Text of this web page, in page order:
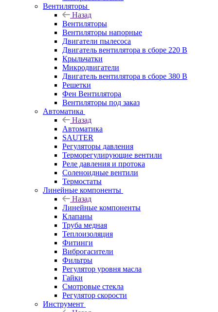
Вентиляторы
Назад
Вентиляторы
Вентиляторы напорные
Двигатели пылесоса
Двигатель вентилятора в сборе 220 В
Крыльчатки
Микродвигатели
Двигатель вентилятора в сборе 380 В
Решетки
Фен Вентилятора
Вентиляторы под заказ
Автоматика
Назад
Автоматика
SAUTER
Регуляторы давления
Терморегулирующие вентили
Реле давления и протока
Соленоидные вентили
Термостаты
Линейные компоненты
Назад
Линейные компоненты
Клапаны
Труба медная
Теплоизоляция
Фитинги
Виброгасители
Фильтры
Регулятор уровня масла
Гайки
Смотровые стекла
Регулятор скорости
Инструмент